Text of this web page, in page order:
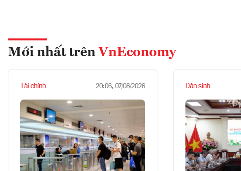
Mới nhất trên VnEconomy
Tài chính 20:06, 07/08/2026 Dân sinh